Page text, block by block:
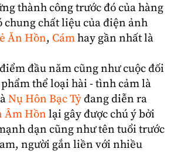
thành công trước đó của hàng
chung chất liệu của điện ảnh
Ăn Hồn, Cámhay gần nhất là
đầu năm cũng như cuộc đối
thể loại hài - tình cảm là
Nụ Hôn Bạc Tỷđang diễn ra
Âm Hồn lại gây được chú ý bởi
dạn cũng như tên tuổi trước
người gắn liền với nhiều